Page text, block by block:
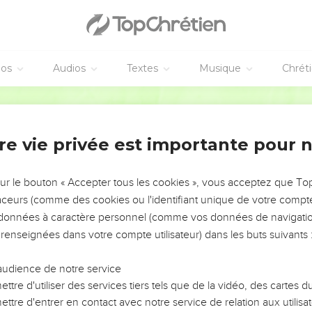
Audios Textes Musique
deux disciples
onze disciples
pendant qu'ils étaient à table, et il leur reprocha leur
pas cru ceux qui l'avaient vu ressuscité.
dans le monde entier proclamer la bonne nouvelle à toute la
sera baptisé sera sauvé, mais celui qui ne croira pas sera
ceux qui auront cru : en mon nom, ils pourront
et s'ils boivent un breuvage mortel, celui-ci ne leur fera aucun
ceux-ci seront guéris. »
de Dieu
vie privée est importante pour
le bouton « Accepter tous les cookies », vous acceptez que
(comme des cookies ou l'identifiant unique de votre
à caractère personnel (comme vos données de
dans votre compte utilisateur) dans les buts suivants :
de notre service
d'utiliser des services tiers tels que de la vidéo, des cartes
d'entrer en contact avec notre service de relation aux